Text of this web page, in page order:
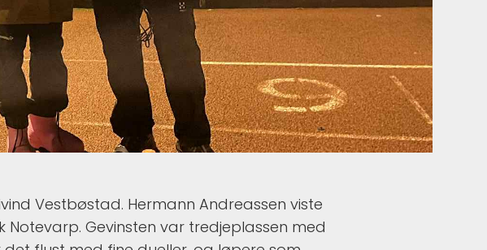
Vestbøstad. Hermann Andreassen viste
Notevarp. Gevinsten var tredjeplassen med